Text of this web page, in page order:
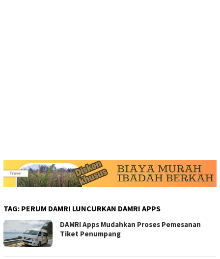
TAG: PERUM DAMRI LUNCURKAN DAMRI APPS
DAMRI Apps Mudahkan Proses Pemesanan
Tiket Penumpang